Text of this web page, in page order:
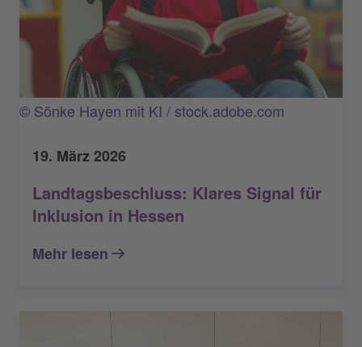
© Sönke Hayen mit KI / stock.adobe.com
19. März 2026
Landtagsbeschluss: Klares Signal für
Inklusion in Hessen
Mehr lesen